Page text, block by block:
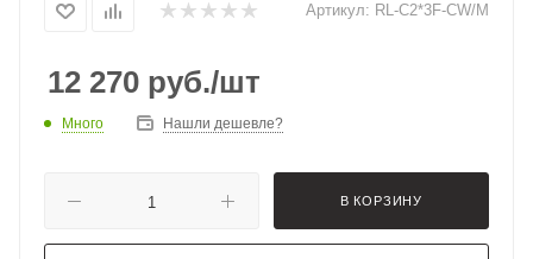
Артикул: RL-C2*3F-CW/M
12 270 руб./шт
Много Нашли дешевле?
В КОРЗИНУ